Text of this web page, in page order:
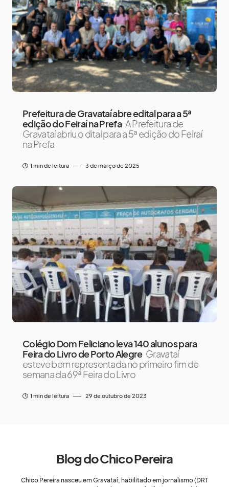
Prefeitura de Gravataí abre edital para a 5ª
edição do Feiraí na Prefa A Prefeitura de
Gravataí abriu o dital para a 5ª edição do Feiraí
na Prefa
1 min de leitura 3 de março de 2025
Colégio Dom Feliciano leva 140 alunos para
Feira do Livro de Porto Alegre Gravataí
esteve bem representada no primeiro fim de
semana da 69ª Feira do Livro
1 min de leitura 29 de outubro de 2023
Blog do Chico Pereira
Chico Pereira nasceu em Gravataí, habilitado em jornalismo (DRT